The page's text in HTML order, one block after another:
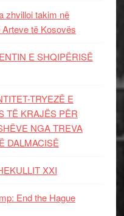
zhvilloi takim në
të Kosovës
E SHQIPËRISË
TRYEZË E
TË KRAJËS PËR
NGA TREVA
DALMACISË
XXI
End the Hague